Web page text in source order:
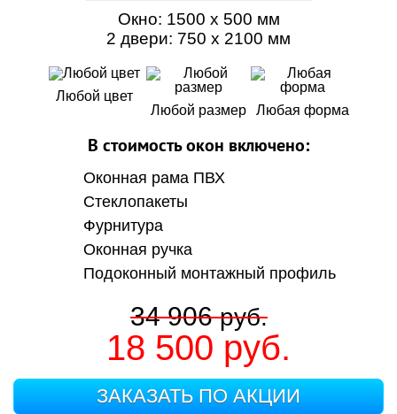
Окно: 1500 х 500 мм
2 двери: 750 х 2100 мм
Любой цвет
Любой размер
Любая форма
В стоимость окон включено:
Оконная рама ПВХ
Стеклопакеты
Фурнитура
Оконная ручка
Подоконный монтажный профиль
34 906руб.
18 500 руб.
ЗАКАЗАТЬ ПО АКЦИИ